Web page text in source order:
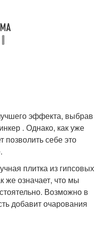
эффекта, выбрав
. Однако, как уже
себе это
плитка из гипсовых
же означает, что мы
Возможно в
добавит очарования